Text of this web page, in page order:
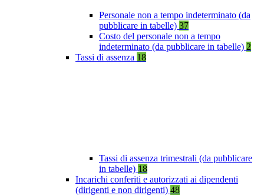
Personale non a tempo indeterminato (da
pubblicare in tabelle) 37
Costo del personale non a tempo
indeterminato (da pubblicare in tabelle) 2
Tassi di assenza 18
Tassi di assenza trimestrali (da pubblicare
in tabelle) 18
Incarichi conferiti e autorizzati ai dipendenti
(dirigenti e non dirigenti) 48